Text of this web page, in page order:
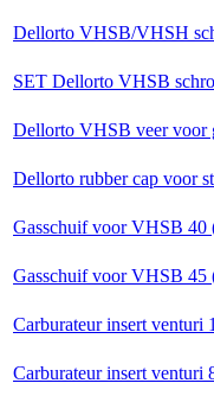
Dellorto VHSB/VHSH
SET Dellorto VHSB
Dellorto VHSB veer voor
Dellorto rubber cap voor
Gasschuif voor VHSB 40
Gasschuif voor VHSB
Carburateur insert venturi
Carburateur insert venturi